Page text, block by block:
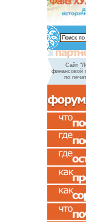
Сайт
финансовой
по